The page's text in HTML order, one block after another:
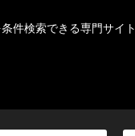
件検索できる専門サイト